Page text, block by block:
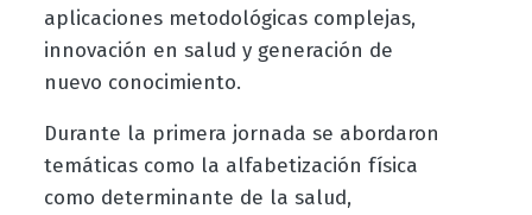
aplicaciones metodológicas complejas,
innovación en salud y generación de
nuevo conocimiento.
Durante la primera jornada se abordaron
temáticas como la alfabetización física
como determinante de la salud,